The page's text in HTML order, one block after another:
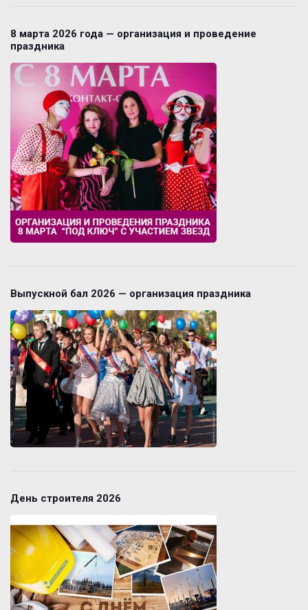
8 марта 2026 года — организация и проведение
праздника
Выпускной бал 2026 — организация праздника
День строителя 2026